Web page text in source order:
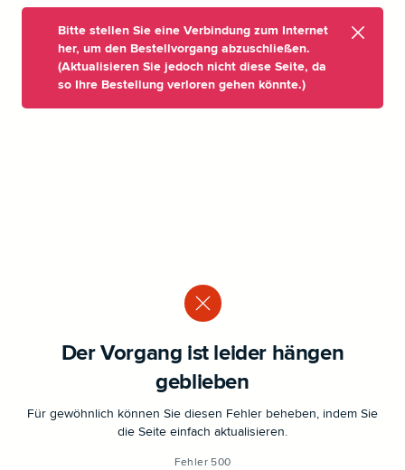
Bitte stellen Sie eine Verbindung zum Internet
her, um den Bestellvorgang abzuschließen.
(Aktualisieren Sie jedoch nicht diese Seite, da
so Ihre Bestellung verloren gehen könnte.)
Der Vorgang ist leider hängen
geblieben
Für gewöhnlich können Sie diesen Fehler beheben, indem Sie
die Seite einfach aktualisieren.
Fehler 500